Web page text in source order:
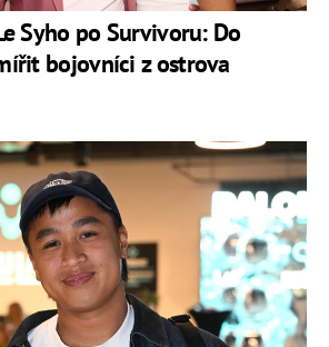
Syho po Survivoru: Do
bojovníci z ostrova